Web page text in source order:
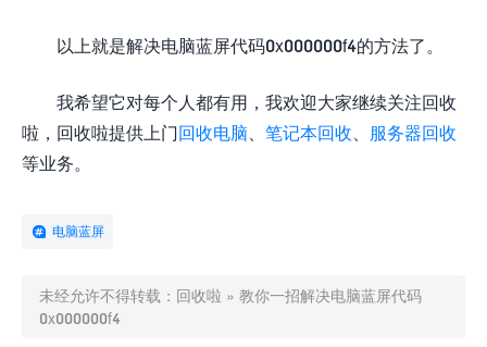
以上就是解决电脑蓝屏代码0x000000f4的方法了。
我希望它对每个人都有用，我欢迎大家继续关注回收
啦，回收啦提供上门回收电脑 笔记本回收
服务器回收
等业务。
电脑蓝屏
未经允许不得转载： 回收啦 » 教你一招解决电脑蓝屏代码
0x000000f4